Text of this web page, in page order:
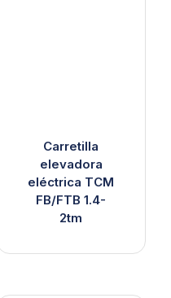
Carretilla
elevadora
eléctrica TCM
FB/FTB 1.4-
2tm